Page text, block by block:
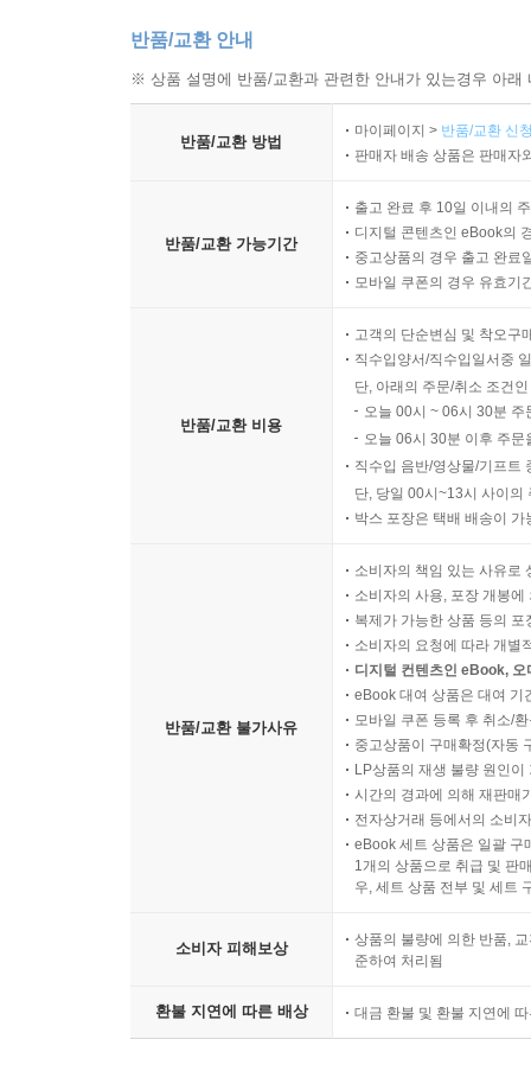
반품/교환 안내
※ 상품 설명에 반품/교환과 관련한 안내가 있는경우 아
반품/교환 방법
마이페이지 > 반품/교환 신
판매자 배송 상품은 판매자
반품/교환 가능기간
출고 완료 후 10일 이내의
디지털 콘텐츠인 eBook의
중고상품의 경우 출고 완료
모바일 쿠폰의 경우 유효기
반품/교환 비용
고객의 단순변심 및 착오구
직수입양서/직수입일서중
단, 아래의 주문/취소 조건
오늘 00시 ~ 06시 30분
오늘 06시 30분 이후 주
직수입 음반/영상물/기프트
단, 당일 00시~13시 사이의
박스 포장은 택배 배송이
반품/교환 불가사유
소비자의 책임 있는 사유로
소비자의 사용, 포장 개봉
복제가 가능한 상품 등의
소비자의 요청에 따라 개별
디지털 컨텐츠인 eBook,
eBook 대여 상품은 대여 기
모바일 쿠폰 등록 후 취소/
중고상품이 구매확정(자동
LP상품의 재생 불량 원인
시간의 경과에 의해 재판매
전자상거래 등에서의 소비
eBook 세트 상품은 일괄 구
1개의 상품으로 취급 및 판
우, 세트 상품 전부 및 세트
소비자 피해보상
상품의 불량에 의한 반품,
준하여 처리됨
환불 지연에 따른 배상 대금 환불 및 환불 지연에